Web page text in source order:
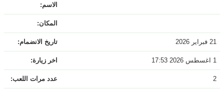
الاسم:
المكان:
تاريخ الانضمام: 21 فبراير 2026
اخر زيارة: 1 اغسطس 2026 17:53
عدد مرات اللعب: 2